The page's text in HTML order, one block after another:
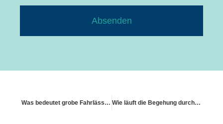
Absenden
Was bedeutet grobe Fahrlässigkeit im Schadenfall Wie läuft die Begehung durch einen Sachverständigen ab?